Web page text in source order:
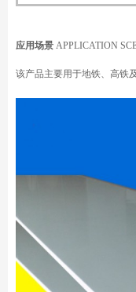
应用场景 APPLICATION
该产品主要用于地铁、高铁